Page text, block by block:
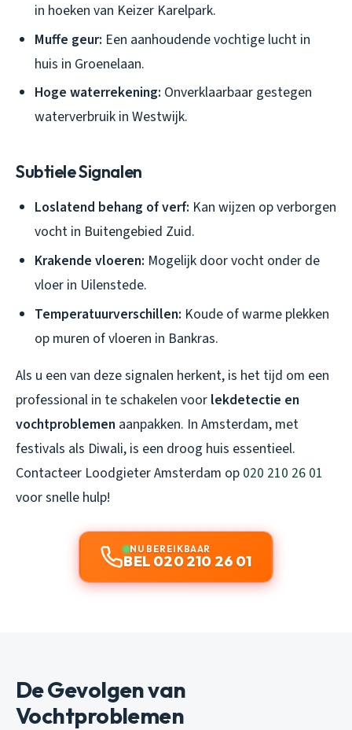
in hoeken van Keizer Karelpark.
Muffe geur: Een aanhoudende vochtige lucht in
huis in Groenelaan.
Hoge waterrekening: Onverklaarbaar gestegen
waterverbruik in Westwijk.
Subtiele Signalen
Loslatend behang of verf: Kan wijzen op verborgen
vocht in Buitengebied Zuid.
Krakende vloeren: Mogelijk door vocht onder de
vloer in Uilenstede.
Temperatuurverschillen: Koude of warme plekken
op muren of vloeren in Bankras.
Als u een van deze signalen herkent, is het tijd om een
professional in te schakelen voor lekdetectie en
vochtproblemen aanpakken. In Amsterdam, met
festivals als Diwali, is een droog huis essentieel.
Contacteer Loodgieter Amsterdam op 020 210 26 01
voor snelle hulp!
NU BEREIKBAAR
BEL 020 210 26 01
De Gevolgen van
Vochtproblemen